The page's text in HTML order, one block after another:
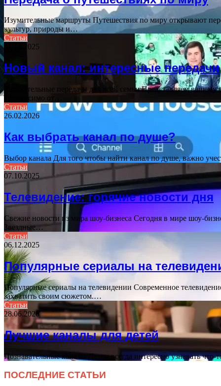
Изумительные маршруты Путешествия по миру открывают
культур, природы и…
Статьи
31.10.2025
Новый канал: интересные передачи
Увлекательные передачи для всей семьи Представляем
Независимо от…
Статьи
26.02.2026
Как выбрать канал по душе?
Выбор канала Для того чтобы найти канал по душе, важно
Статьи
07.10.2025
Телевидение: горячие новости дня
Свежие новости из мира шоу-бизнеса Сегодня в мире шоу-
Звездные…
Статьи
06.12.2025
Популярные сериалы на
Популярные сериалы на телевидении Современное
захватить своим сюжетом.…
Статьи
28.06.2026
Лучшие каналы для детей
Познавательные каналы Детям всегда интересно узнавать
ПОСЛЕДНИЕ СТАТЬИ